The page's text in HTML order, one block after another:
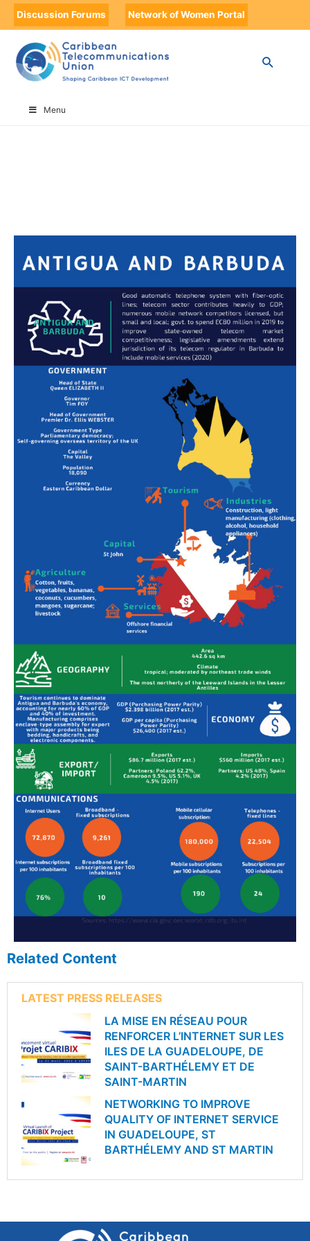
Discussion Forums Network of Women Portal
Menu
HOME ANTIGUA AND BARBUDA
Related Content
LATEST PRESS RELEASES
LA MISE EN RÉSEAU POUR
RENFORCER L’INTERNET SUR LES
ILES DE LA GUADELOUPE, DE
SAINT-BARTHÉLEMY ET DE
SAINT-MARTIN
NETWORKING TO IMPROVE
QUALITY OF INTERNET SERVICE
IN GUADELOUPE, ST
BARTHÉLEMY AND ST MARTIN